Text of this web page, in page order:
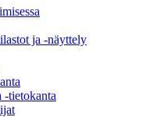
ja -näyttely
-tietokanta